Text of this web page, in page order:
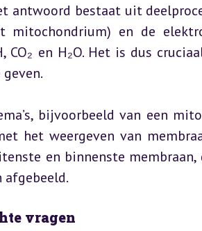
antwoord bestaat uit
mitochondrium) en de
CO₂ en H₂O. Het is dus
bijvoorbeeld van een
het weergeven van
en binnenste
afgebeeld.
vragen